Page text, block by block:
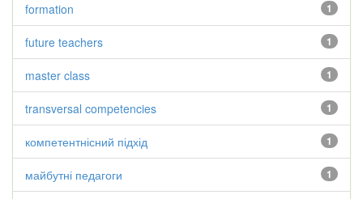
1
formation
1
future teachers
1
master class
1
transversal competencies
1
компетентнісний підхід
1
майбутні педагоги